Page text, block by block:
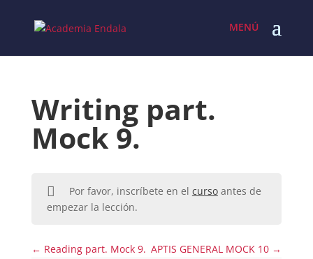
content
Writing part.
Mock 9.
Por favor, inscríbete en el cursoantes de
empezar la lección.
Reading part. Mock 9. APTIS GENERAL MOCK 10